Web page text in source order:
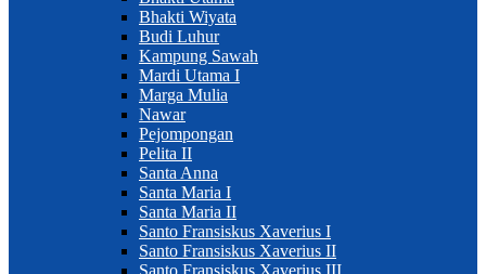
Bhakti Wiyata
Budi Luhur
Kampung Sawah
Mardi Utama I
Marga Mulia
Nawar
Pejompongan
Pelita II
Santa Anna
Santa Maria I
Santa Maria II
Santo Fransiskus Xaverius I
Santo Fransiskus Xaverius II
Santo Fransiskus Xaverius III